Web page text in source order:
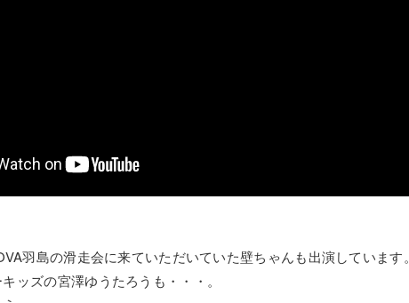
羽島の滑走会に来ていただいていた壁ちゃんも出演しています。
ッズの宮澤ゆうたろうも・・・。